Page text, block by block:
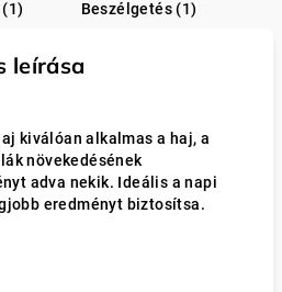
Beszélgetés (1)
leírása
kiválóan alkalmas a haj, a
növekedésének
adva nekik. Ideális a napi
eredményt biztosítsa.